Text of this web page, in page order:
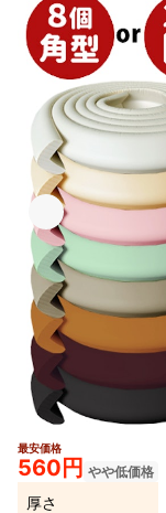
最安価格
560円 やや低価格
厚さ